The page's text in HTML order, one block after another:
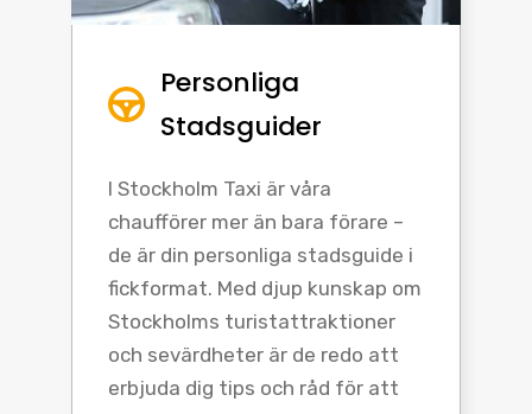
Personliga
Stadsguider
I Stockholm Taxi är våra
chaufförer mer än bara förare –
de är din personliga stadsguide i
fickformat. Med djup kunskap om
Stockholms turistattraktioner
och sevärdheter är de redo att
erbjuda dig tips och råd för att